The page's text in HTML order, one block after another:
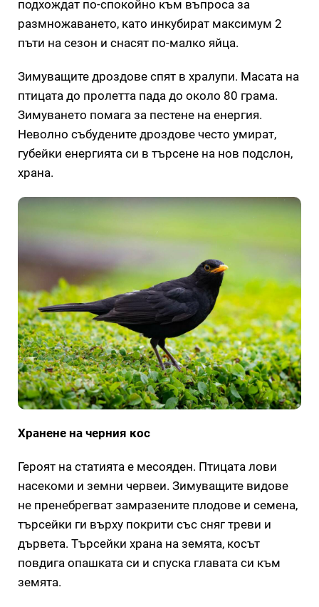
подхождат по-спокойно към въпроса за
размножаването, като инкубират максимум 2
пъти на сезон и снасят по-малко яйца.
Зимуващите дроздове спят в хралупи. Масата на
птицата до пролетта пада до около 80 грама.
Зимуването помага за пестене на енергия.
Неволно събудените дроздове често умират,
губейки енергията си в търсене на нов подслон,
храна.
Хранене на черния кос
Героят на статията е месояден. Птицата лови
насекоми и земни червеи. Зимуващите видове
не пренебрегват замразените плодове и семена,
търсейки ги върху покрити със сняг треви и
дървета. Търсейки храна на земята, косът
повдига опашката си и спуска главата си към
земята.